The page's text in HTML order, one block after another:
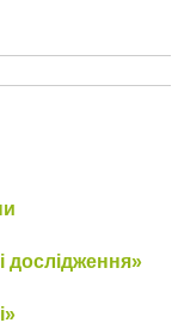
дослідження»